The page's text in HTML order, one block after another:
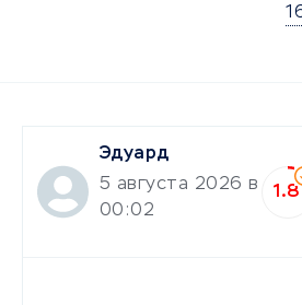
Эдуард
5 августа 2026 в
00:02
1.8